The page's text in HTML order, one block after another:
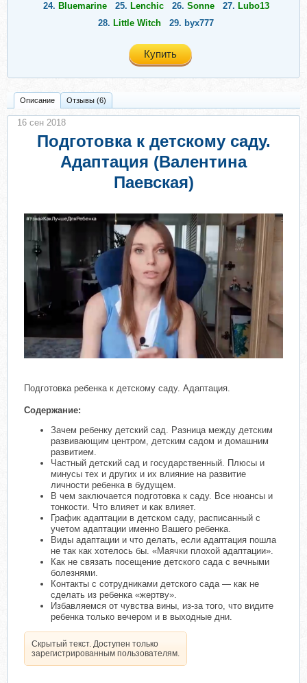
24. Bluemarine 25. Lenchic 26. Sonne 27. Lubo13
28. Little Witch 29. byx777
Купить
Описание Отзывы (6)
Подготовка к детскому саду.
Адаптация (Валентина
Паевская)
Подготовка ребенка к детскому саду. Адаптация.
Содержание:
Зачем ребенку детский сад. Разница между детским
развивающим центром, детским садом и домашним
развитием.
Частный детский сад и государственный. Плюсы и
минусы тех и других и их влияние на развитие
личности ребенка в будущем.
В чем заключается подготовка к саду. Все нюансы и
тонкости. Что влияет и как влияет.
График адаптации в детском саду, расписанный с
учетом адаптации именно Вашего ребенка.
Виды адаптации и что делать, если адаптация пошла
не так как хотелось бы. «Маячки плохой адаптации».
Как не связать посещение детского сада с вечными
болезнями.
Контакты с сотрудниками детского сада — как не
сделать из ребенка «жертву».
Избавляемся от чувства вины, из-за того, что видите
ребенка только вечером и в выходные дни.
Скрытый текст. Доступен только
зарегистрированным пользователям.
16 сен 2018